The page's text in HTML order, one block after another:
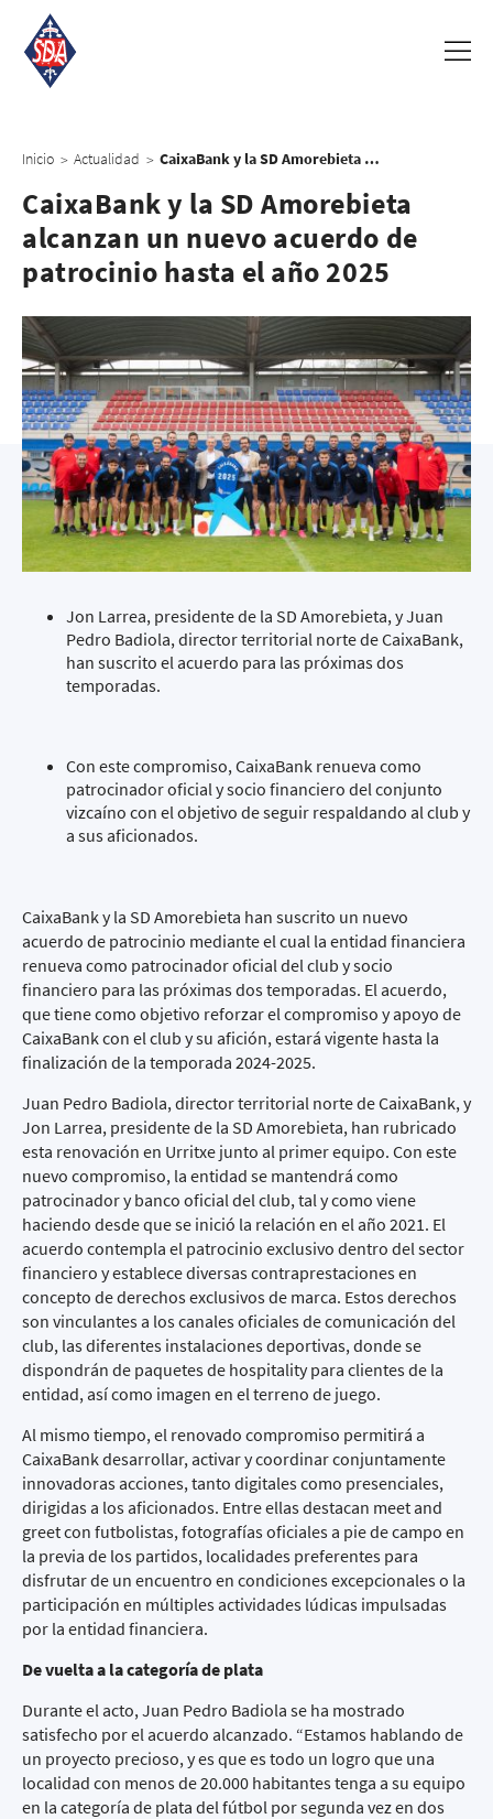
Inicio > Actualidad > CaixaBank y la SD Amorebieta alcanzan un nuevo acuerdo de patrocinio hasta el año 2025
CaixaBank y la SD Amorebieta
alcanzan un nuevo acuerdo de
patrocinio hasta el año 2025
Jon Larrea, presidente de la SD Amorebieta, y Juan
Pedro Badiola, director territorial norte de CaixaBank,
han suscrito el acuerdo para las próximas dos
temporadas.
Con este compromiso, CaixaBank renueva como
patrocinador oficial y socio financiero del conjunto
vizcaíno con el objetivo de seguir respaldando al club y
a sus aficionados.
CaixaBank y la SD Amorebieta han suscrito un nuevo
acuerdo de patrocinio mediante el cual la entidad financiera
renueva como patrocinador oficial del club y socio
financiero para las próximas dos temporadas. El acuerdo,
que tiene como objetivo reforzar el compromiso y apoyo de
CaixaBank con el club y su afición, estará vigente hasta la
finalización de la temporada 2024-2025.
Juan Pedro Badiola, director territorial norte de CaixaBank, y
Jon Larrea, presidente de la SD Amorebieta, han rubricado
esta renovación en Urritxe junto al primer equipo. Con este
nuevo compromiso, la entidad se mantendrá como
patrocinador y banco oficial del club, tal y como viene
haciendo desde que se inició la relación en el año 2021. El
acuerdo contempla el patrocinio exclusivo dentro del sector
financiero y establece diversas contraprestaciones en
concepto de derechos exclusivos de marca. Estos derechos
son vinculantes a los canales oficiales de comunicación del
club, las diferentes instalaciones deportivas, donde se
dispondrán de paquetes de hospitalitypara clientes de la
entidad, así como imagen en el terreno de juego.
Al mismo tiempo, el renovado compromiso permitirá a
CaixaBank desarrollar, activar y coordinar conjuntamente
innovadoras acciones, tanto digitales como presenciales,
dirigidas a los aficionados. Entre ellas destacan meet and
greetcon futbolistas, fotografías oficiales a pie de campo en
la previa de los partidos, localidades preferentes para
disfrutar de un encuentro en condiciones excepcionales o la
participación en múltiples actividades lúdicas impulsadas
por la entidad financiera.
De vuelta a la categoría de plata
Durante el acto, Juan Pedro Badiola se ha mostrado
satisfecho por el acuerdo alcanzado. “Estamos hablando de
un proyecto precioso, y es que es todo un logro que una
localidad con menos de 20.000 habitantes tenga a su equipo
en la categoría de plata del fútbol por segunda vez en dos